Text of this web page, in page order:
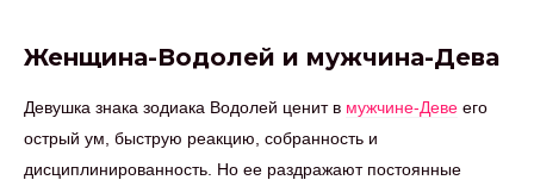
Женщина-Водолей и мужчина-Дева
Девушка знака зодиака Водолей ценит в мужчине-Деве его
острый ум, быструю реакцию, собранность и
дисциплинированность. Но ее раздражают постоянные